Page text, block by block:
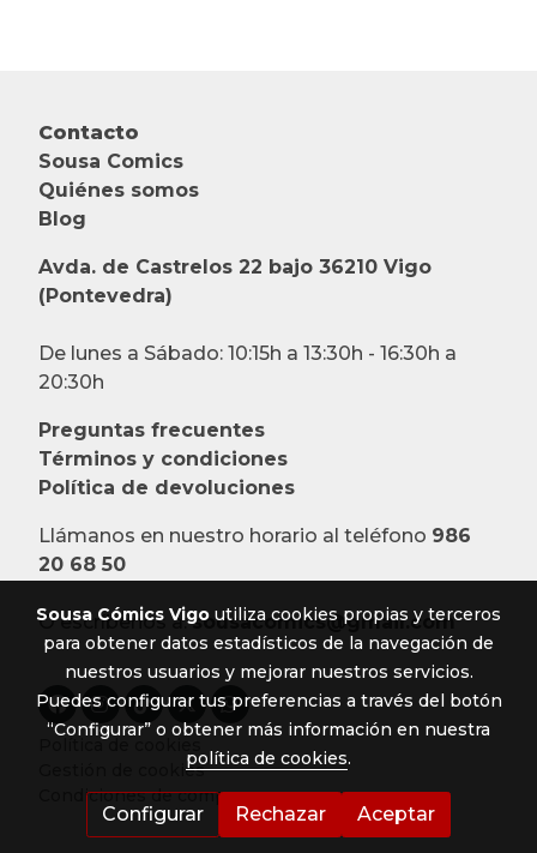
Contacto
Sousa Comics
Quiénes somos
Blog
Avda. de Castrelos 22 bajo 36210 Vigo
(Pontevedra)
De lunes a Sábado: 10:15h a 13:30h - 16:30h a
20:30h
Preguntas frecuentes
Términos y condiciones
Política de devoluciones
Llámanos en nuestro horario al teléfono 986
20 68 50
O escríbenos a:sousacomics@gmail.com
Política de cookies
Gestión de cookies
Condiciones de compra
Sousa Cómics Vigo utiliza cookies propias y terceros
para obtener datos estadísticos de la navegación de
nuestros usuarios y mejorar nuestros servicios.
Puedes configurar tus preferencias a través del botón
“Configurar” o obtener más información en nuestra
política de cookies.
Configurar Rechazar Aceptar